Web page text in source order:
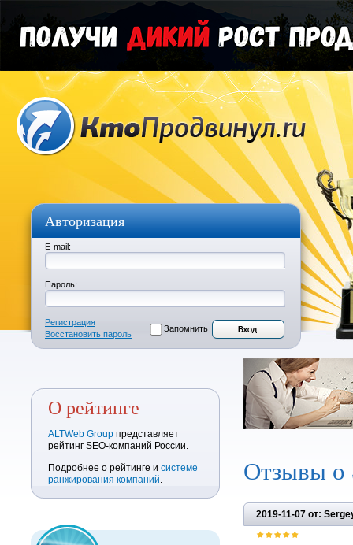
Авторизация
E-mail:
Пароль:
Регистрация
Восстановить пароль
Запомнить
О рейтинге
ALTWeb Group представляет
рейтинг SEO-компаний России.
Подробнее о рейтинге и системе
ранжирования компаний. Отзывы о
2019-11-07 от: